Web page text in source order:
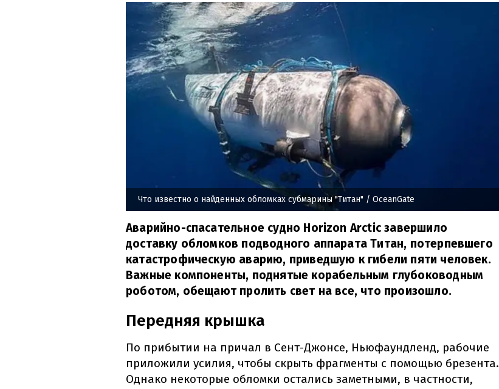
Что известно о найденных обломках субмарины "Титан" / OceanGate
Аварийно-спасательное судно Horizon Arctic завершило
доставку обломков подводного аппарата Титан, потерпевшего
катастрофическую аварию, приведшую к гибели пяти человек.
Важные компоненты, поднятые корабельным глубоководным
роботом, обещают пролить свет на все, что произошло.
Передняя крышка
По прибытии на причал в Сент-Джонсе, Ньюфаундленд, рабочие
приложили усилия, чтобы скрыть фрагменты с помощью брезента.
Однако некоторые обломки остались заметными, в частности,